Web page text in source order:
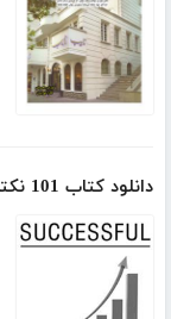
دانلود کتاب 101 نکته کاربردی در فروش موفق